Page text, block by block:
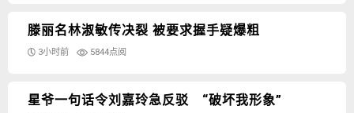
滕丽名林淑敏传决裂 被要求握手疑爆粗
3小时前 5844点阅
星爷一句话令刘嘉玲急反驳 “破坏我形象”